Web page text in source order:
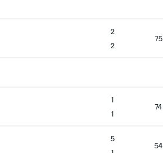
2
2
75
1
1
74
5
54